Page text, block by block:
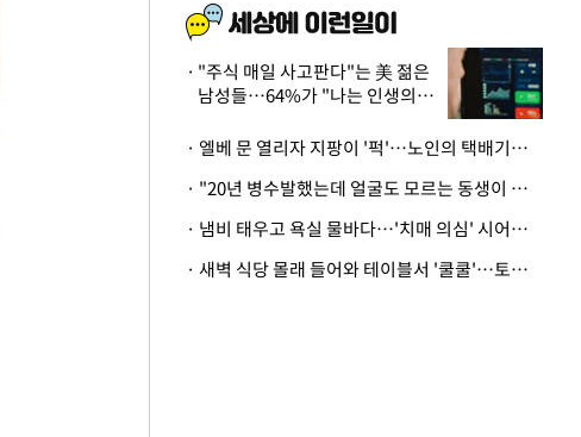
"주식 매일 사고판다"는 美 젊은
남성들…64%가 "나는 인생의
· 엘베 문 열리자 지팡이 '퍽'…노인의 택배기사 폭행 이유
· "20년 병수발했는데 얼굴도 모르는 동생이 유산 절반을"…배다른 형제 상속권 있을까
· 냄비 태우고 욕실 물바다…'치매 의심' 시어머니 검사 권유했다가 '날벼락'
· 새벽 식당 몰래 들어와 테이블서 '쿨쿨'…토사물 남기고 사라진 남성